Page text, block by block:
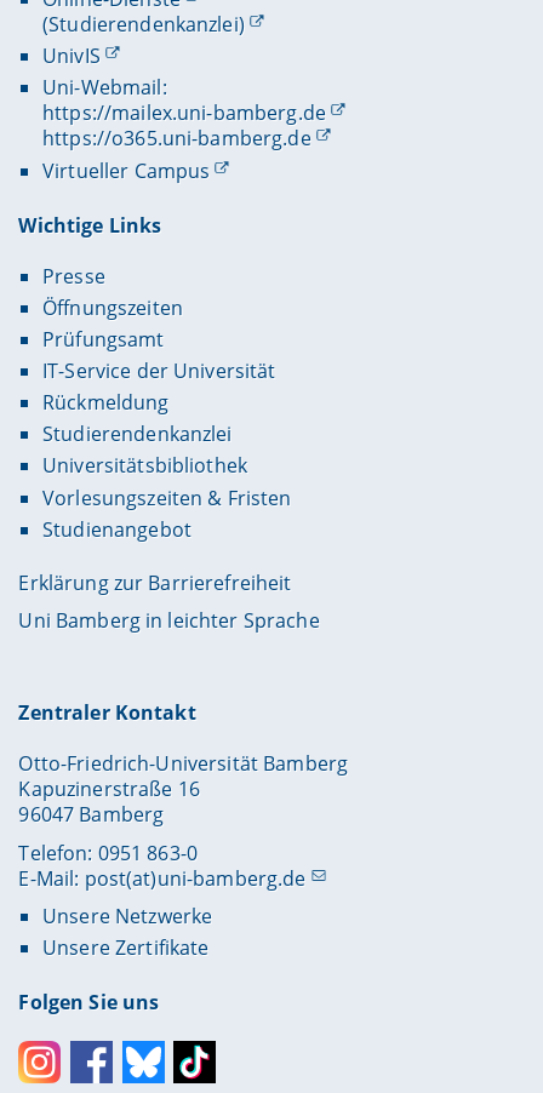
(Studierendenkanzlei)
UnivIS
Uni-Webmail:
https://mailex.uni-bamberg.de
https://o365.uni-bamberg.de
Virtueller Campus
Wichtige Links
Presse
Öffnungszeiten
Prüfungsamt
IT-Service der Universität
Rückmeldung
Studierendenkanzlei
Universitätsbibliothek
Vorlesungszeiten & Fristen
Studienangebot
Erklärung zur Barrierefreiheit
Uni Bamberg in leichter Sprache
Zentraler Kontakt
Otto-Friedrich-Universität Bamberg
Kapuzinerstraße 16
96047 Bamberg
Telefon: 0951 863-0
E-Mail: post(at)uni-bamberg.de
Unsere Netzwerke
Unsere Zertifikate
Folgen Sie uns